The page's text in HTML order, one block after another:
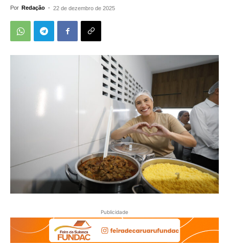
Por Redação - 22 de dezembro de 2025
Publicidade